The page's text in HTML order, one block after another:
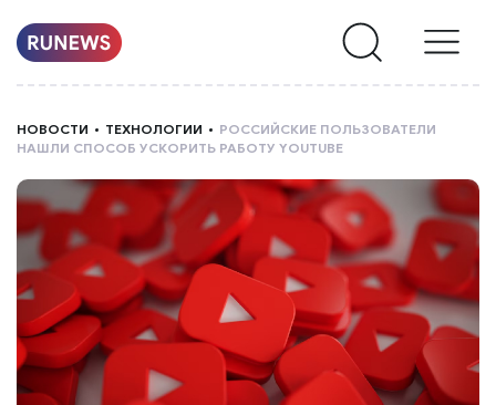
НАС
НОВОСТИ ТЕХНОЛОГИИ
РОССИЙСКИЕ ПОЛЬЗОВАТЕЛИ
НАШЛИ СПОСОБ УСКОРИТЬ РАБОТУ YOUTUBE